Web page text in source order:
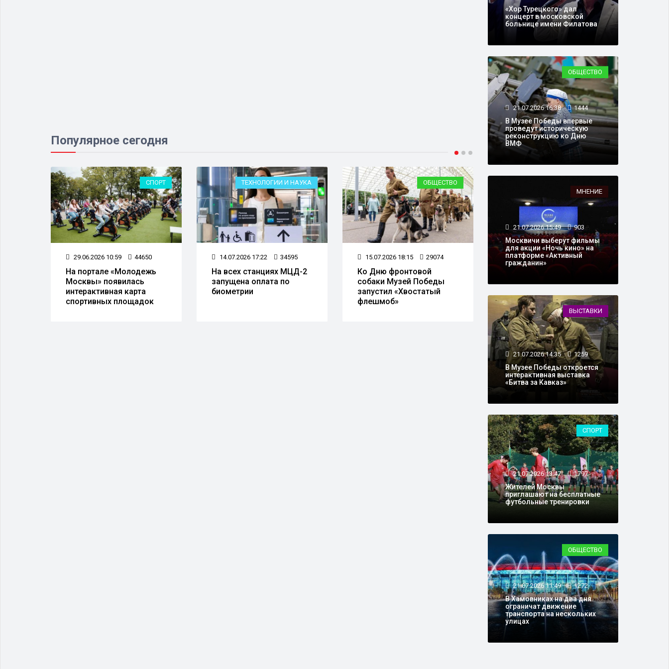
Популярное сегодня
СПОРТ
29.06.2026 10:59 44650
На портале «Молодежь
Москвы» появилась
интерактивная карта
спортивных площадок
ТЕХНОЛОГИИ И НАУКА
14.07.2026 17:22 34595
На всех станциях МЦД-2
запущена оплата по
биометрии
ОБЩЕСТВО
15.07.2026 18:15 29074
Ко Дню фронтовой
собаки Музей Победы
запустил «Хвостатый
флешмоб»
30.06.2026 15:49 22025
баллов
«Хор Турецкого» дал
концерт в московской
больнице имени Филатова
ОБЩЕСТВО
21.07.2026 16:38 1444
В Музее Победы впервые
проведут историческую
реконструкцию ко Дню
ВМФ
МНЕНИЕ
21.07.2026 15:49 903
Москвичи выберут фильмы
для акции «Ночь кино» на
платформе «Активный
гражданин»
ВЫСТАВКИ
21.07.2026 14:35 1259
В Музее Победы откроется
интерактивная выставка
«Битва за Кавказ»
СПОРТ
21.07.2026 13:47 1797
Жителей Москвы
приглашают на бесплатные
футбольные тренировки
ОБЩЕСТВО
21.07.2026 11:49 1272
В Хамовниках на два дня
ограничат движение
транспорта на нескольких
улицах